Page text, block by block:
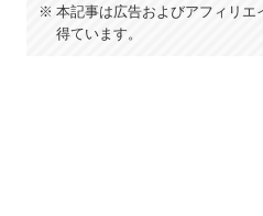
本記事は広告およびアフィリ
得ています。